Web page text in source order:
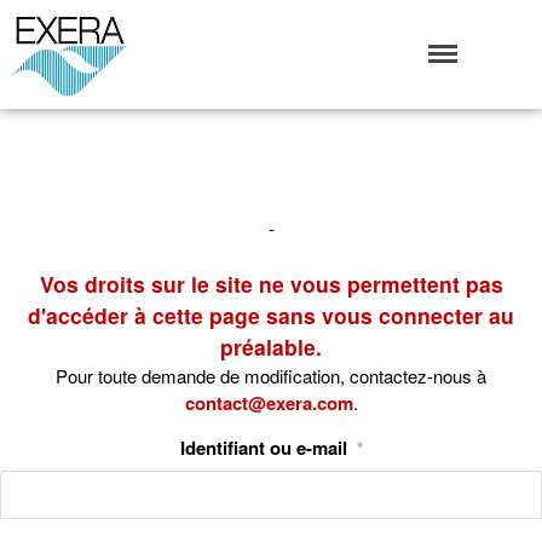
Opérations
Fonctionnement
Affaires
Evénements publics
Calendrier
Commissions techniques
Publications
Association des EXploitants d'Equipements de mesure,
-
Vos droits sur le site ne vous permettent pas
d'accéder à cette page sans vous connecter au
préalable.
Pour toute demande de modification, contactez-nous à
contact@exera.com.
Identifiant ou e-mail *